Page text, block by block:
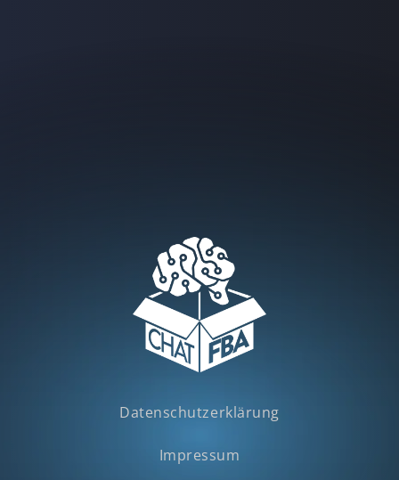
Datenschutzerklärung
Impressum